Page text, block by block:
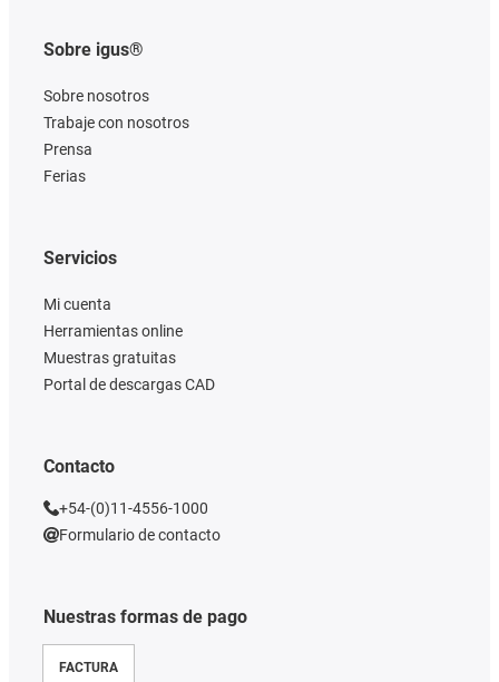
Sobre igus®
Sobre nosotros
Trabaje con nosotros
Prensa
Ferias
Nuestras formas de pago
FACTURA
Servicios
Mi cuenta
Herramientas online
Muestras gratuitas
Portal de descargas CAD
Contacto
+54-(0)11-4556-1000
Formulario de contacto